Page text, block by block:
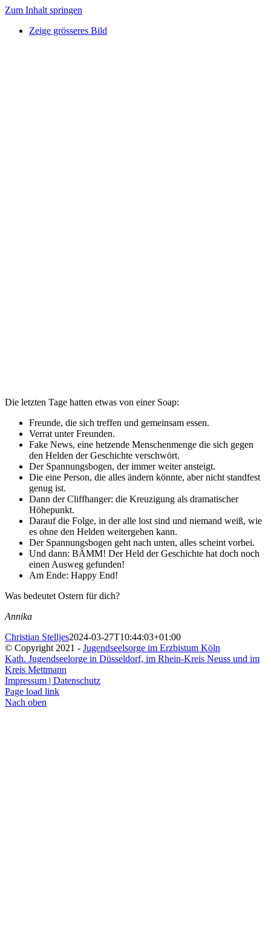
Zum Inhalt springen
Zeige grösseres Bild
Die letzten Tage hatten etwas von einer Soap:
Freunde, die sich treffen und gemeinsam essen.
Verrat unter Freunden.
Fake News, eine hetzende Menschenmenge die sich gegen
den Helden der Geschichte verschwört.
Der Spannungsbogen, der immer weiter ansteigt.
Die eine Person, die alles ändern könnte, aber nicht standfest
genug ist.
Dann der Cliffhanger: die Kreuzigung als dramatischer
Höhepunkt.
Darauf die Folge, in der alle lost sind und niemand weiß, wie
es ohne den Helden weitergehen kann.
Der Spannungsbogen geht nach unten, alles scheint vorbei.
Und dann: BÄMM! Der Held der Geschichte hat doch noch
einen Ausweg gefunden!
Am Ende: Happy End!
Was bedeutet Ostern für dich?
Annika
Christian Stelljes2024-03-27T10:44:03+01:00
© Copyright 2021 - Jugendseelsorge im Erzbistum Köln
Kath. Jugendseelorge in Düsseldorf, im Rhein-Kreis Neuss und im
Kreis Mettmann
Impressum | Datenschutz
Page load link
Nach oben